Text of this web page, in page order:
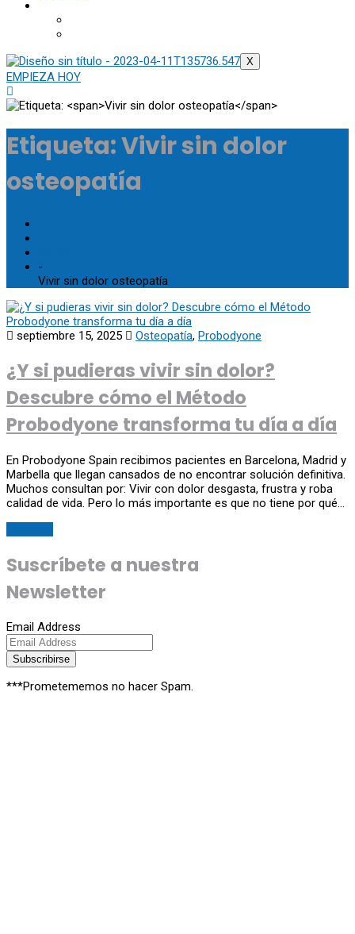
X
EMPIEZA HOY
Etiqueta:Vivir sin dolor
osteopatía
-
Vivir sin dolor osteopatía
septiembre 15, 2025 Osteopatía, Probodyone
¿Y si pudieras vivir sin dolor?
Descubre cómo el Método
Probodyone transforma tu día a día
En Probodyone Spain recibimos pacientes en Barcelona, Madrid y
Marbella que llegan cansados de no encontrar solución definitiva.
Muchos consultan por: Vivir con dolor desgasta, frustra y roba
calidad de vida. Pero lo más importante es que no tiene por qué…
Suscríbete a nuestra
Newsletter
Email Address
Subscribirse
***Prometememos no hacer Spam.